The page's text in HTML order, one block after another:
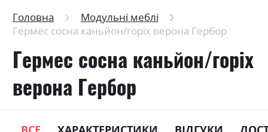
Головна
Модульні меблі
Гермес сосна каньйон/горіх верона Гербор
Гермес сосна каньйон/горіх
верона Гербор